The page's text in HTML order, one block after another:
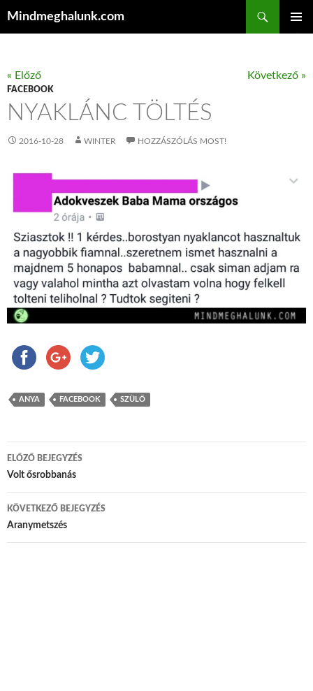
Mindmeghalunk.com
« Előző Következő »
FACEBOOK
NYAKLÁNC TÖLTÉS
2016-10-28 WINTER HOZZÁSZÓLÁS MOST!
ANYA FACEBOOK SZÜLŐ
Bejegyzés navigáció
ELŐZŐ BEJEGYZÉS
Volt ősrobbanás
KÖVETKEZŐ BEJEGYZÉS
Aranymetszés